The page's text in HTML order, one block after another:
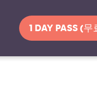
1 DAY PASS (